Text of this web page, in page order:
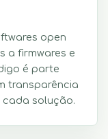
open
a firmwares e
é parte
transparência
cada solução.